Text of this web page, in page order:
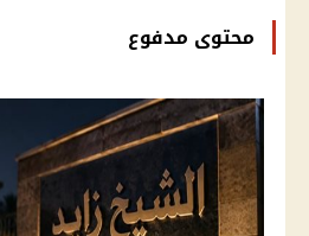
محتوى مدفوع